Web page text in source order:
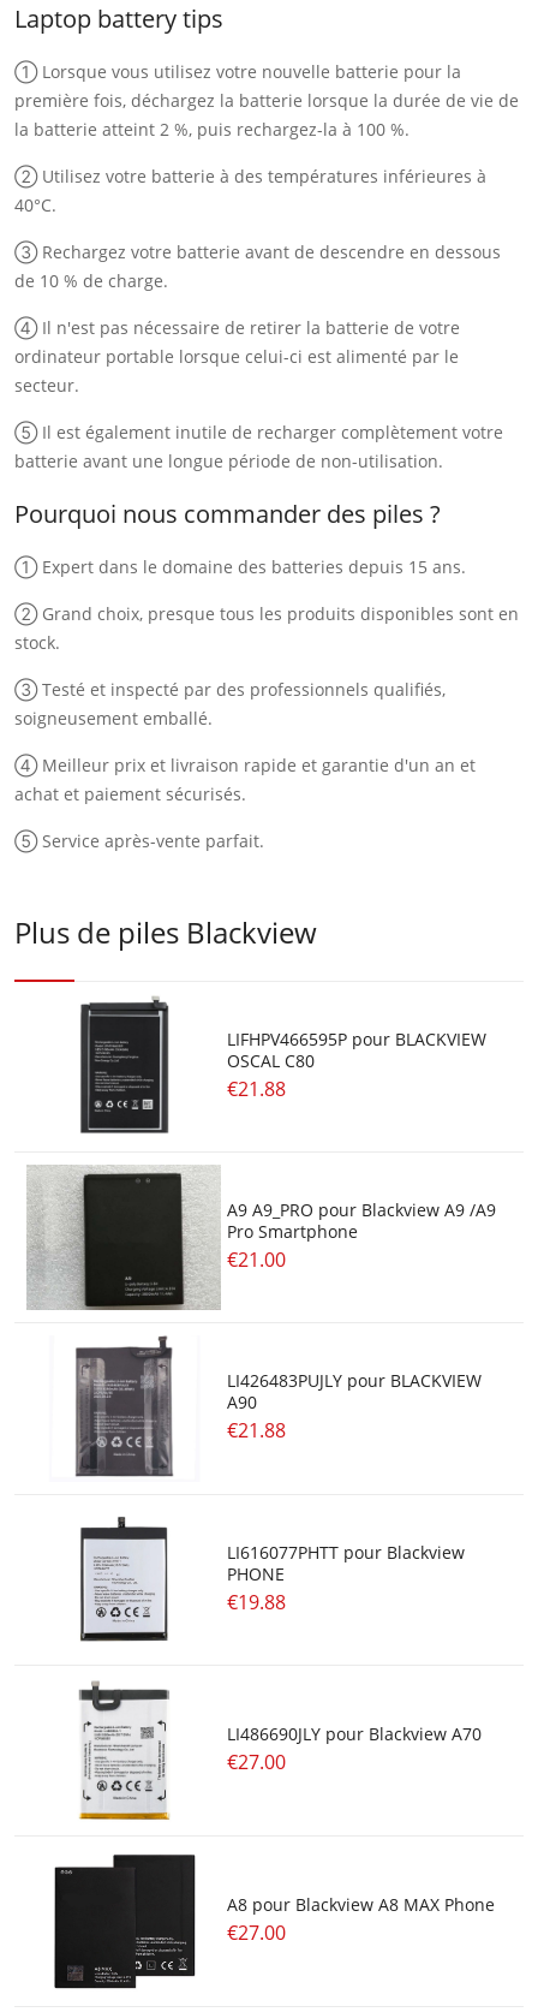
Laptop battery tips
① Lorsque vous utilisez votre nouvelle batterie pour la
première fois, déchargez la batterie lorsque la durée de vie de
la batterie atteint 2 %, puis rechargez-la à 100 %.
② Utilisez votre batterie à des températures inférieures à
40°C.
③ Rechargez votre batterie avant de descendre en dessous
de 10 % de charge.
④ Il n'est pas nécessaire de retirer la batterie de votre
ordinateur portable lorsque celui-ci est alimenté par le
secteur.
⑤ Il est également inutile de recharger complètement votre
batterie avant une longue période de non-utilisation.
Pourquoi nous commander des piles ?
① Expert dans le domaine des batteries depuis 15 ans.
② Grand choix, presque tous les produits disponibles sont en
stock.
③ Testé et inspecté par des professionnels qualifiés,
soigneusement emballé.
④ Meilleur prix et livraison rapide et garantie d'un an et
achat et paiement sécurisés.
⑤ Service après-vente parfait.
Plus de piles Blackview
LIFHPV466595P pour BLACKVIEW
OSCAL C80
€21.88
A9 A9_PRO pour Blackview A9 /A9
Pro Smartphone
€21.00
LI426483PUJLY pour BLACKVIEW
A90
€21.88
LI616077PHTT pour Blackview
PHONE
€19.88
LI486690JLY pour Blackview A70
€27.00
A8 pour Blackview A8 MAX Phone
€27.00